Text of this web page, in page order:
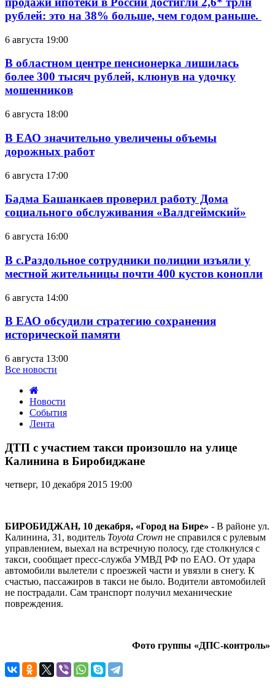
рублей: это на 38% больше, чем годом раньше.
6 августа 19:00
В областном центре пенсионерка лишилась
более 300 тысяч рублей, клюнув на удочку
мошенников
6 августа 18:00
В ЕАО значительно увеличены объемы
дорожных работ
6 августа 17:00
Бадма Башанкаев проверил работу Дома
социального обслуживания «Валдгеймский»
6 августа 16:00
В с.Раздольное сотрудники полиции изъяли у
местной жительницы почти 400 кустов конопли
6 августа 14:00
В ЕАО обсудили стратегию сохранения
исторической памяти
6 августа 13:00
Все новости
Новости
События
Лента
с
участием
такси
на
в
Биробиджане
ДТП с участием такси произошло на улице
Калинина в Биробиджане
четверг, 10 декабря 2015 19:00
БИРОБИДЖАН, 10 декабря, «Город на Бире» - В районе ул.
Калинина, 31, водитель Toyota Crown не справился с рулевым
управлением, выехал на встречную полосу, где столкнулся с
такси, сообщает пресс-служба УМВД РФ по ЕАО. От удара
автомобили вылетели с проезжей части и увязли в снегу. К
счастью, пассажиров в такси не было. Водители автомобилей
не пострадали. Сам транспорт получил механические
повреждения.
Фото группы «ДПС-контроль»